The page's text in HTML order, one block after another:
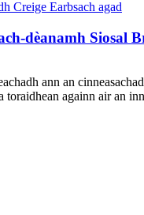
dèanamh Siosal
ann an
againn air an